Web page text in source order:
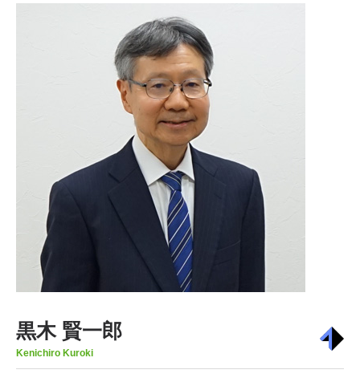
黒木 賢一郎
Kenichiro Kuroki